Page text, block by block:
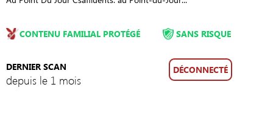
CONTENU FAMILIAL PROTÉGÉ
DERNIER SCAN
depuis le 1 mois
SANS RISQUE
DÉCONNECTÉ